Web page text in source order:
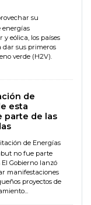
su
energías
eólica, los países
dar sus primeros
verde (H2V).
de
esta
parte de las
de Energías
no fue parte
Gobierno lanzó
manifestaciones
proyectos de